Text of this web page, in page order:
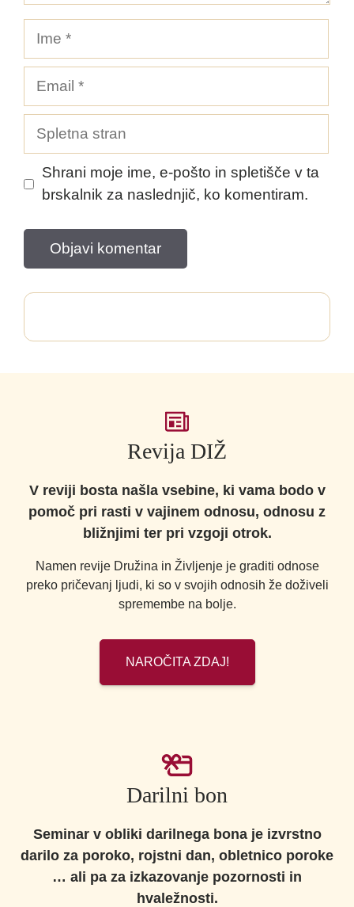
Spletna
stran
Shrani moje ime, e-pošto in spletišče v ta
brskalnik za naslednjič, ko komentiram.
Revija DIŽ
V reviji bosta našla vsebine, ki vama bodo v
pomoč pri rasti v vajinem odnosu, odnosu z
bližnjimi ter pri vzgoji otrok.
Namen revije Družina in Življenje je graditi odnose
preko pričevanj ljudi, ki so v svojih odnosih že doživeli
spremembe na bolje.
NAROČITA ZDAJ!
Darilni bon
Seminar v obliki darilnega bona je izvrstno
darilo za poroko, rojstni dan, obletnico poroke
… ali pa za izkazovanje pozornosti in
hvaležnosti.